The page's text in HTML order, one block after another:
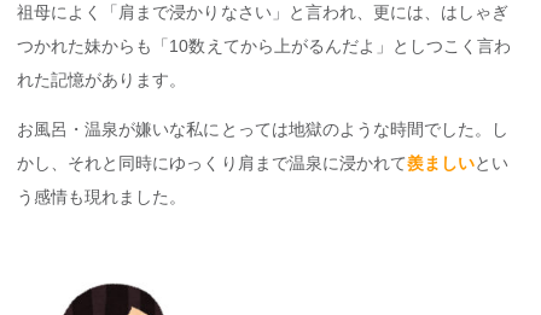
祖母によく「肩まで浸かりなさい」と言われ、更には、はしゃぎ
つかれた妹からも「10数えてから上がるんだよ」としつこく言わ
れた記憶があります。
お風呂・温泉が嫌いな私にとっては地獄のような時間でした。し
かし、それと同時にゆっくり肩まで温泉に浸かれて羨ましいとい
う感情も現れました。